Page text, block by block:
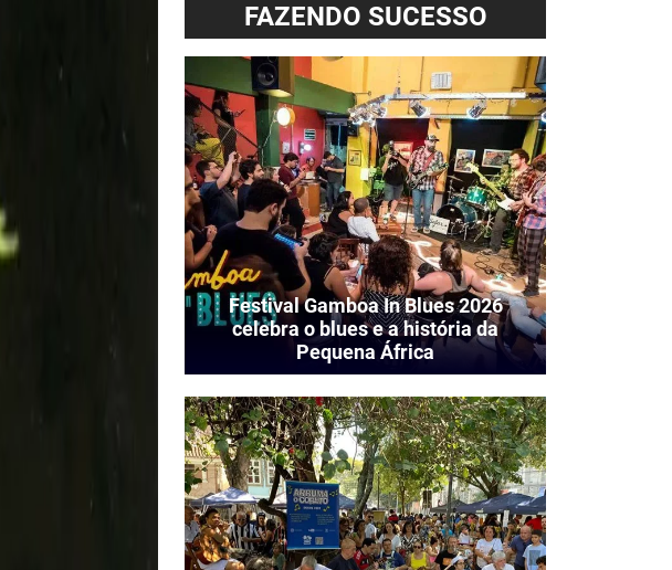
FAZENDO SUCESSO
Festival Gamboa In Blues 2026
celebra o blues e a história da
Pequena África